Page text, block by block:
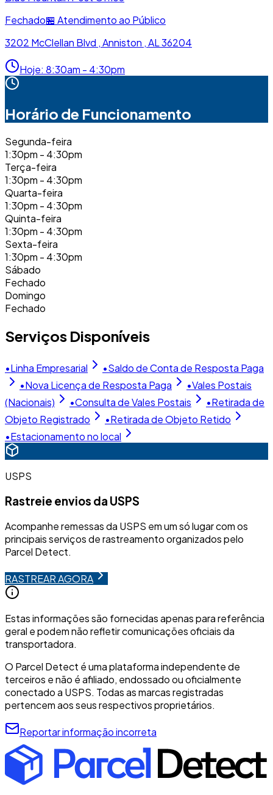
Fechado🏪 Atendimento ao Público
3202 McClellan Blvd , Anniston , AL 36204
Hoje: 8:30am - 4:30pm
Horário de Funcionamento
Segunda-feira
1:30pm - 4:30pm
Terça-feira
1:30pm - 4:30pm
Quarta-feira
1:30pm - 4:30pm
Quinta-feira
1:30pm - 4:30pm
Sexta-feira
1:30pm - 4:30pm
Sábado
Fechado
Domingo
Fechado
Serviços Disponíveis
•Linha Empresarial •Saldo de Conta de Resposta Paga
•Nova Licença de Resposta Paga •Vales Postais
(Nacionais)
•Consulta de Vales Postais •Retirada de
Objeto Registrado
•Retirada de Objeto Retido
•Estacionamento no local
USPS
Rastreie envios da USPS
Acompanhe remessas da USPS em um só lugar com os
principais serviços de rastreamento organizados pelo
Parcel Detect.
RASTREAR AGORA
Estas informações são fornecidas apenas para referência
geral e podem não refletir comunicações oficiais da
transportadora.
O Parcel Detect é uma plataforma independente de
terceiros e não é afiliado, endossado ou oficialmente
conectado a USPS. Todas as marcas registradas
pertencem aos seus respectivos proprietários.
Reportar informação incorreta